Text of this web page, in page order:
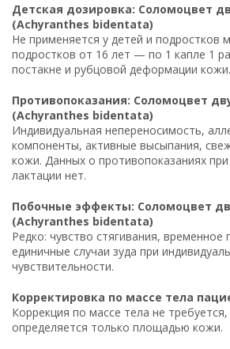
Детская дозировка: Соломоцвет
(Achyranthes bidentata)
Не применяется у детей и подростков
подростков от 16 лет — по 1 капле 1
постакне и рубцовой деформации кожи.
Противопоказания: Соломоцвет
(Achyranthes bidentata)
Индивидуальная непереносимость,
компоненты, активные высыпания,
кожи. Данных о противопоказаниях
лактации нет.
Побочные эффекты: Соломоцвет
(Achyranthes bidentata)
Редко: чувство стягивания, временное
единичные случаи зуда при
чувствительности.
Корректировка по массе тела
Коррекция по массе тела не
определяется только площадью кожи.